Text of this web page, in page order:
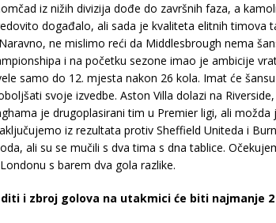
iz nižih divizija dođe do završnih faza, a
događalo, ali sada je kvaliteta elitnih timova
ne mislimo reći da Middlesbrough nema
i na početku sezone imao je ambicije
samo do 12. mjesta nakon 26 kola. Imat će
svoje izvedbe. Aston Villa dolazi na
je drugoplasirani tim u Premier ligi, ali možda
iz rezultata protiv Sheffield Uniteda i
ali su se mučili s dva tima s dna tablice.
s barem dva gola razlike.
i zbroj golova na utakmici će biti najmanje 2